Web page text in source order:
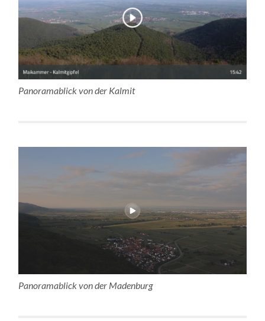
Panoramablick von der Kalmit
Panoramablick von der Madenburg